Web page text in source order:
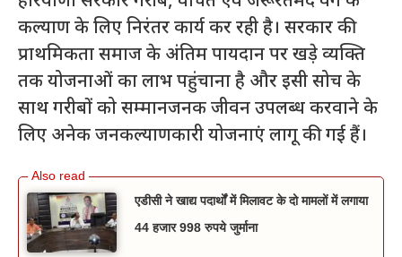
कल्याण के लिए निरंतर कार्य कर रही है। सरकार की
प्राथमिकता समाज के अंतिम पायदान पर खड़े व्यक्ति
तक योजनाओं का लाभ पहुंचाना है और इसी सोच के
साथ गरीबों को सम्मानजनक जीवन उपलब्ध करवाने के
लिए अनेक जनकल्याणकारी योजनाएं लागू की गई हैं।
एडीसी ने खाद्य पदार्थों में मिलावट के दो मामलों में लगाया
44 हजार 998 रुपये जुर्माना